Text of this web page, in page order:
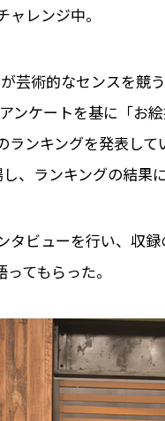
レンジ中。
芸術的なセンスを競
ンケートを基に「お
ランキングを発表し
、ランキングの結果
ビューを行い、収
てもらった。